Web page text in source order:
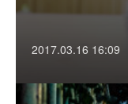
2017.03.16 16:09